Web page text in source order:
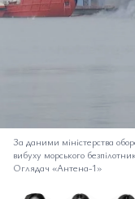
За даними міністерства
вибуху морського
Оглядач «Антена-1»